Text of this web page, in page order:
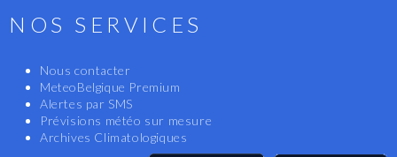
NOS SERVICES
Nous contacter
MeteoBelgique Premium
Alertes par SMS
Prévisions météo sur mesure
Archives Climatologiques